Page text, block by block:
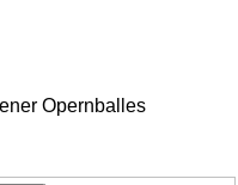
Opernballes